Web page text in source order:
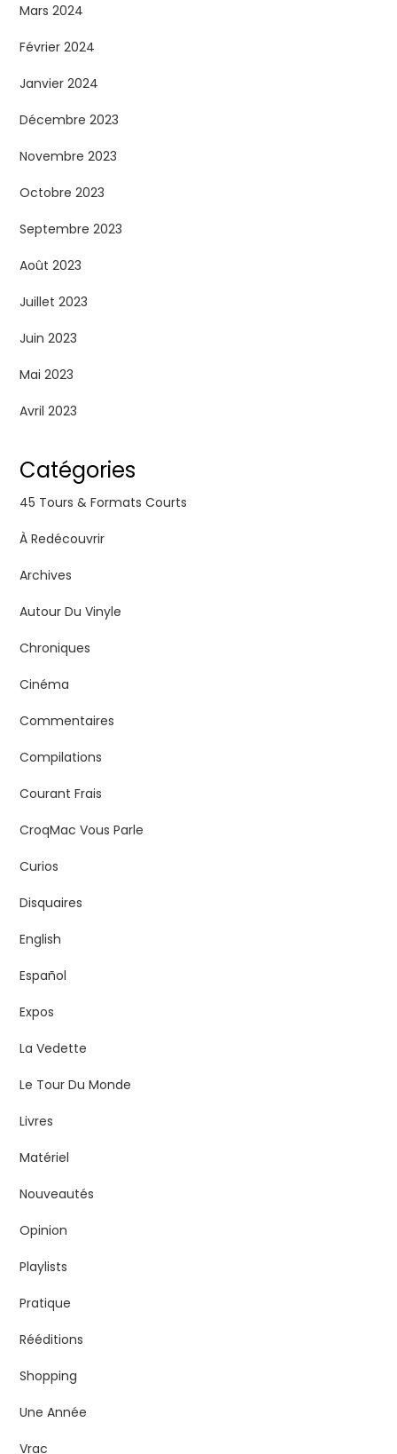
Mars 2024
Février 2024
Janvier 2024
Décembre 2023
Novembre 2023
Octobre 2023
Septembre 2023
Août 2023
Juillet 2023
Juin 2023
Mai 2023
Avril 2023
Catégories
45 Tours & Formats Courts
À Redécouvrir
Archives
Autour Du Vinyle
Chroniques
Cinéma
Commentaires
Compilations
Courant Frais
CroqMac Vous Parle
Curios
Disquaires
English
Español
Expos
La Vedette
Le Tour Du Monde
Livres
Matériel
Nouveautés
Opinion
Playlists
Pratique
Rééditions
Shopping
Une Année
Vrac